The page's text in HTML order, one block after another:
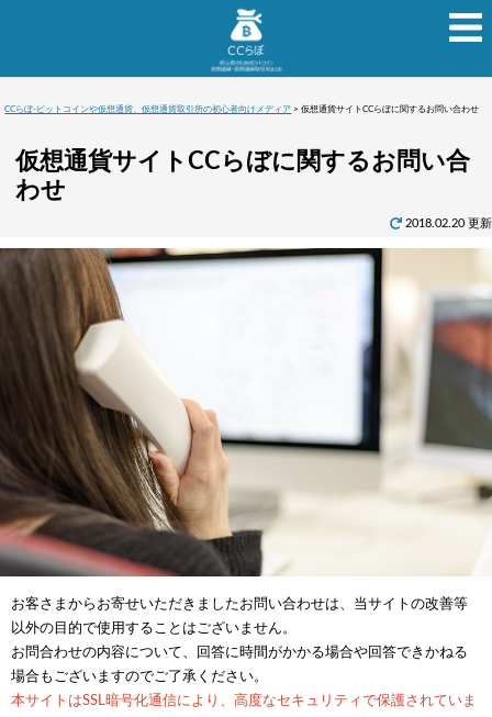
CCらぼ-ビットコインや仮想通貨、仮想通貨取引所の初心者向けメディア >仮想通貨サイトCCらぼに関するお問い合わせ
仮想通貨サイトCCらぼに関するお問い合
わせ
2018.02.20 更新
お客さまからお寄せいただきましたお問い合わせは、当サイトの改善等
以外の目的で使用することはございません。
お問合わせの内容について、回答に時間がかかる場合や回答できかねる
場合もございますのでご了承ください。
本サイトはSSL暗号化通信により、高度なセキュリティで保護されていま